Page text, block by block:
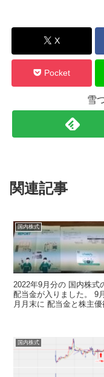
X
Pocket
雪
関連記事
国内株式
2022年9月分の 国内株式
配当金が入りました。 9
月月末に 配当金と株主
国内株式